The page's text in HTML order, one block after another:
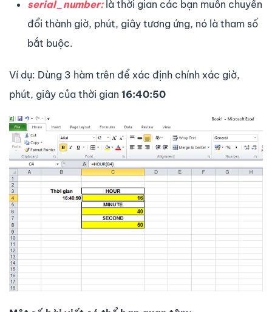
serial_number: là thời gian các bạn muốn chuyển
đổi thành giờ, phút, giây tương ứng, nó là tham số
bắt buộc.
Ví dụ: Dùng 3 hàm trên để xác định chính xác giờ,
phút, giây của thời gian 16:40:50